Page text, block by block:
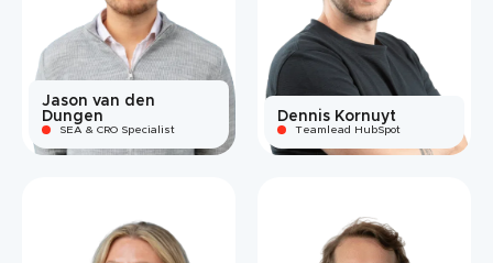
Jason van den
Dungen
SEA & CRO Specialist
Dennis Kornuyt
Teamlead HubSpot